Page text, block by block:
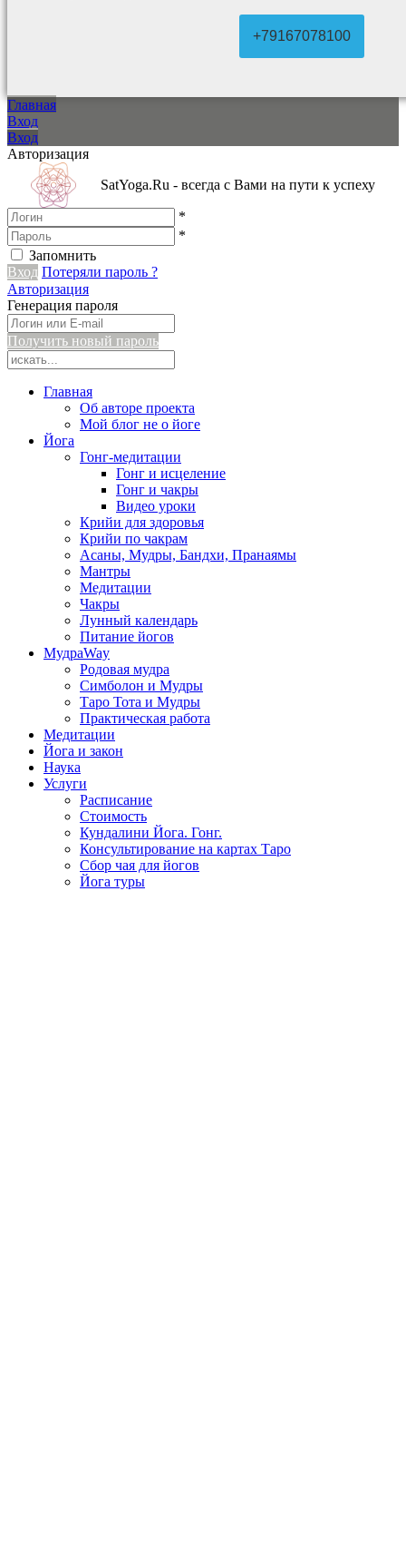
+79167078100
Главная
Вход
Вход
Авторизация
SatYoga.Ru - всегда с Вами на пути к успеху
*
*
Запомнить
Вход Потеряли пароль ?
Авторизация
Генерация пароля
Получить новый пароль
Главная
Об авторе проекта
Мой блог не о йоге
Йога
Гонг-медитации
Гонг и исцеление
Гонг и чакры
Видео уроки
Крийи для здоровья
Крийи по чакрам
Асаны, Мудры, Бандхи, Пранаямы
Мантры
Медитации
Чакры
Лунный календарь
Питание йогов
МудраWay
Родовая мудра
Симболон и Мудры
Таро Тота и Мудры
Практическая работа
Медитации
Йога и закон
Наука
Услуги
Расписание
Стоимость
Кундалини Йога. Гонг.
Консультирование на картах Таро
Сбор чая для йогов
Йога туры